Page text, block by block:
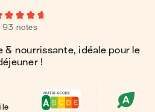
93 notes
& nourrissante, idéale pour le
!